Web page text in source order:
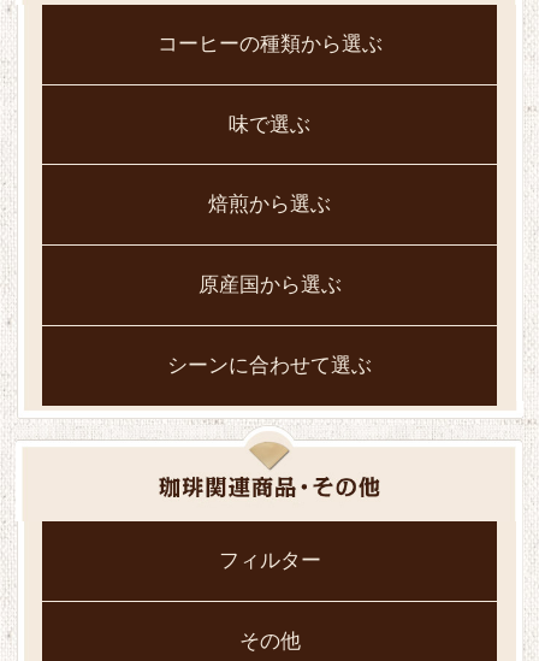
コーヒーの種類から選ぶ
味で選ぶ
焙煎から選ぶ
原産国から選ぶ
シーンに合わせて選ぶ
フィルター
その他